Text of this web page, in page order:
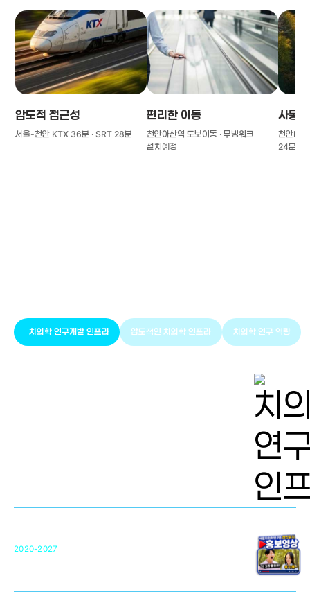
압도적 접근성
서울-천안 KTX 36분 · SRT 28분
편리한 이동
천안아산역 도보이동 · 무빙워크
설치예정
사통
천안IC(
24분
치의학 연구개발 인프라 압도적인 치의학 인프라 치의학 연구 역량
2020-2027 31
영국 UCL대학